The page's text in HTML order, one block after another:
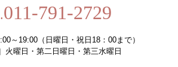
011-791-2729
～19:00（日曜日・祝日18：00まで）
火曜日・第二日曜日・第三水曜日